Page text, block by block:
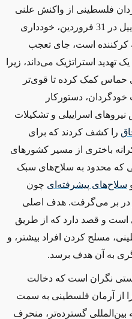
فلسطینی از واکنش علنی
به حمله ایران یا پاسخ نظامی اسراییل در 31 فروردین، خودداری
کرکننده است، جای تعجب
تهدید استراتژیک می‌‌داند، زیرا
حماس کمک کرده تا قوی‌تر
دستورکار
اسراییلی و تشکیلات
را کشف کردند که برای
باختری از مسیر کشورهای
که محدود به سلاح‌های سبک
سلاح‌های پیشرفته‌ای چون
در بر می‌گرفت. هدف اصلی
است و قصد دارد که از طریق
مسلح کردن افراد بیشتر، و
به آن هدف برسد.
نگران است که دخالت
را از آرمان فلسطینی به سمت
بین‌المللی گسترده‌تر، منحرف